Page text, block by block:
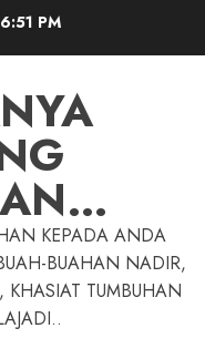
PM
KEPADA ANDA
BUAHAN NADIR,
TUMBUHAN